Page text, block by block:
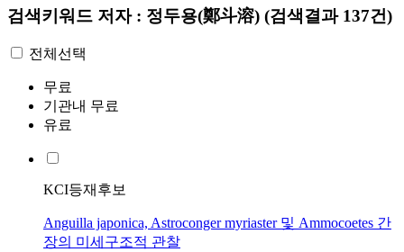
검색키워드 저자 : 정두용(鄭斗溶) (검색결과 137건)
전체선택
무료
기관내 무료
유료
KCI등재후보
Anguilla japonica, Astroconger myriaster 및 Ammocoetes 간
장의 미세구조적 관찰